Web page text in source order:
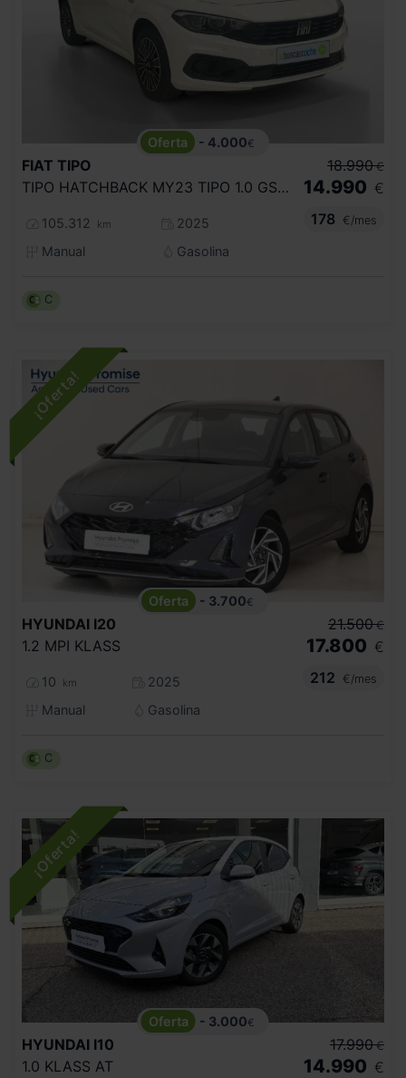
- 4.000€
FIAT TIPO
TIPO HATCHBACK MY23 TIPO 1.0 GSE 73KW (100CV)
105.312 km
2025
Manual
Gasolina
18.990 €
14.990 €
178
€/mes
C
- 3.700€
HYUNDAI I20
1.2 MPI KLASS
10 km
2025
Manual
Gasolina
21.500 €
17.800 €
212
€/mes
C
- 3.000€
HYUNDAI I10
1.0 KLASS AT
17.990 €
14.990 €